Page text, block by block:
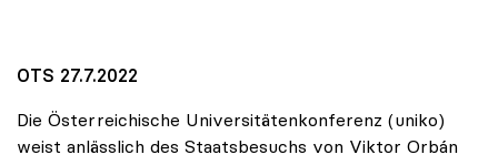
OTS 27.7.2022
Die Österreichische Universitätenkonferenz (uniko)
weist anlässlich des Staatsbesuchs von Viktor Orbán